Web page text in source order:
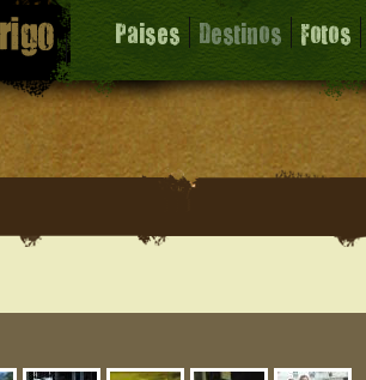
Paises Destinos Fotos